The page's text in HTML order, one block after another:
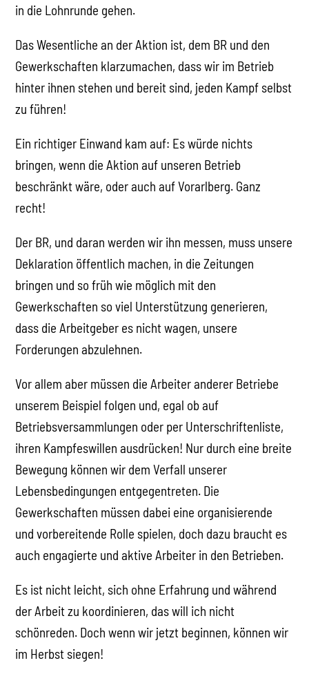
in die Lohnrunde gehen.
Das Wesentliche an der Aktion ist, dem BR und den
Gewerkschaften klarzumachen, dass wir im Betrieb
hinter ihnen stehen und bereit sind, jeden Kampf selbst
zu führen!
Ein richtiger Einwand kam auf: Es würde nichts
bringen, wenn die Aktion auf unseren Betrieb
beschränkt wäre, oder auch auf Vorarlberg. Ganz
recht!
Der BR, und daran werden wir ihn messen, muss unsere
Deklaration öffentlich machen, in die Zeitungen
bringen und so früh wie möglich mit den
Gewerkschaften so viel Unterstützung generieren,
dass die Arbeitgeber es nicht wagen, unsere
Forderungen abzulehnen.
Vor allem aber müssen die Arbeiter anderer Betriebe
unserem Beispiel folgen und, egal ob auf
Betriebsversammlungen oder per Unterschriftenliste,
ihren Kampfeswillen ausdrücken! Nur durch eine breite
Bewegung können wir dem Verfall unserer
Lebensbedingungen entgegentreten. Die
Gewerkschaften müssen dabei eine organisierende
und vorbereitende Rolle spielen, doch dazu braucht es
auch engagierte und aktive Arbeiter in den Betrieben.
Es ist nicht leicht, sich ohne Erfahrung und während
der Arbeit zu koordinieren, das will ich nicht
schönreden. Doch wenn wir jetzt beginnen, können wir
im Herbst siegen!